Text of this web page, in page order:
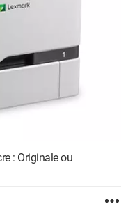
: Originale ou